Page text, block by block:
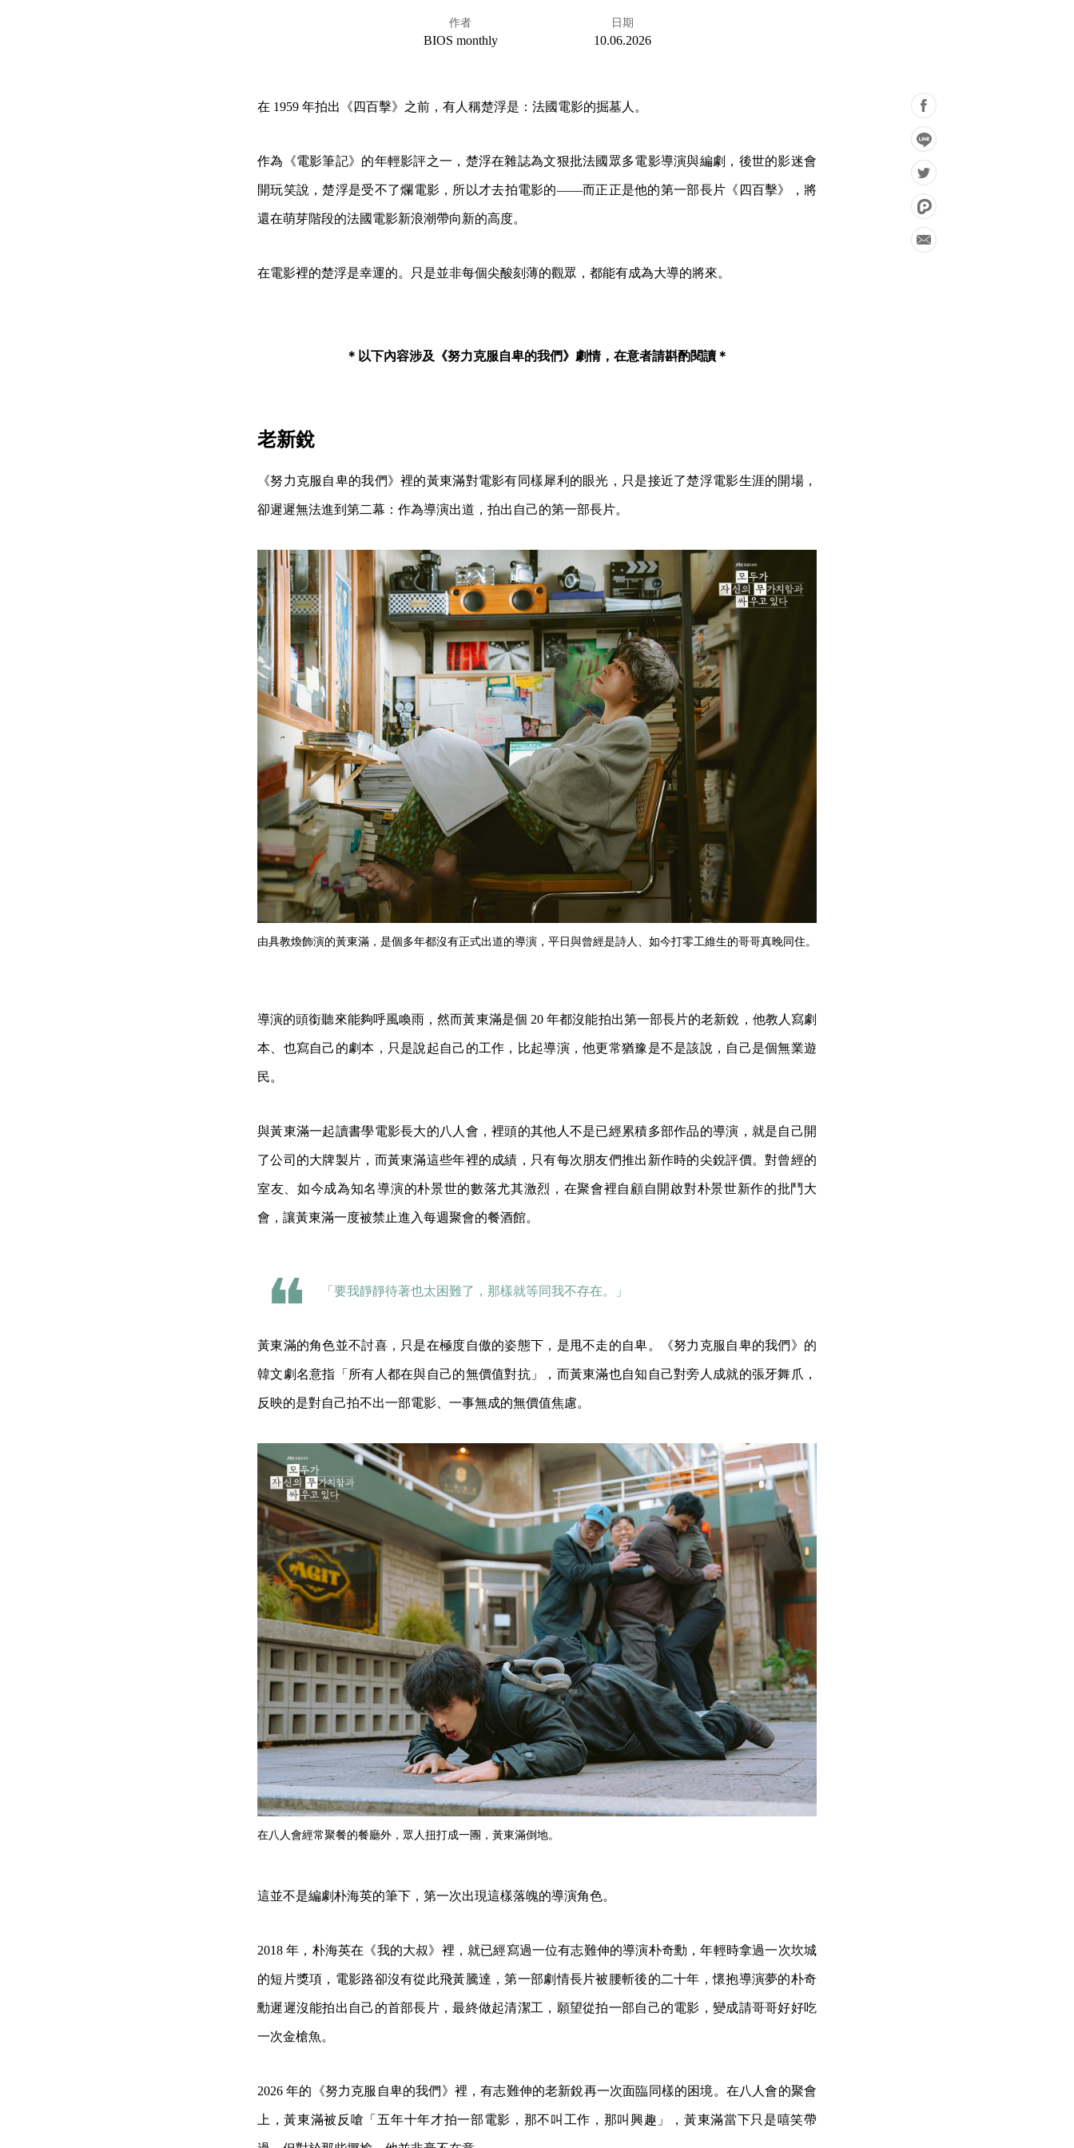
作者
BIOS monthly
日期
10.06.2026
在 1959 年拍出《四百擊》之前，有人稱楚浮是：法國電影的掘墓人。
作為《電影筆記》的年輕影評之一，楚浮在雜誌為文狠批法國眾多電影導演與編劇，後世的影迷會
開玩笑說，楚浮是受不了爛電影，所以才去拍電影的——而正正是他的第一部長片《四百擊》，將
還在萌芽階段的法國電影新浪潮帶向新的高度。
在電影裡的楚浮是幸運的。只是並非每個尖酸刻薄的觀眾，都能有成為大導的將來。
＊以下內容涉及《努力克服自卑的我們》劇情，在意者請斟酌閱讀＊
老新銳
《努力克服自卑的我們》裡的黃東滿對電影有同樣犀利的眼光，只是接近了楚浮電影生涯的開場，
卻遲遲無法進到第二幕：作為導演出道，拍出自己的第一部長片。
由具教煥飾演的黃東滿，是個多年都沒有正式出道的導演，平日與曾經是詩人、如今打零工維生的哥哥真晚同住。
導演的頭銜聽來能夠呼風喚雨，然而黃東滿是個 20 年都沒能拍出第一部長片的老新銳，他教人寫劇
本、也寫自己的劇本，只是說起自己的工作，比起導演，他更常猶豫是不是該說，自己是個無業遊
民。
與黃東滿一起讀書學電影長大的八人會，裡頭的其他人不是已經累積多部作品的導演，就是自己開
了公司的大牌製片，而黃東滿這些年裡的成績，只有每次朋友們推出新作時的尖銳評價。對曾經的
室友、如今成為知名導演的朴景世的數落尤其激烈，在聚會裡自顧自開啟對朴景世新作的批鬥大
會，讓黃東滿一度被禁止進入每週聚會的餐酒館。
「要我靜靜待著也太困難了，那樣就等同我不存在。」
黃東滿的角色並不討喜，只是在極度自傲的姿態下，是甩不走的自卑。《努力克服自卑的我們》的
韓文劇名意指「所有人都在與自己的無價值對抗」，而黃東滿也自知自己對旁人成就的張牙舞爪，
反映的是對自己拍不出一部電影、一事無成的無價值焦慮。
在八人會經常聚餐的餐廳外，眾人扭打成一團，黃東滿倒地。
這並不是編劇朴海英的筆下，第一次出現這樣落魄的導演角色。
2018 年，朴海英在《我的大叔》裡，就已經寫過一位有志難伸的導演朴奇勳，年輕時拿過一次坎城
的短片獎項，電影路卻沒有從此飛黃騰達，第一部劇情長片被腰斬後的二十年，懷抱導演夢的朴奇
勳遲遲沒能拍出自己的首部長片，最終做起清潔工，願望從拍一部自己的電影，變成請哥哥好好吃
一次金槍魚。
2026 年的《努力克服自卑的我們》裡，有志難伸的老新銳再一次面臨同樣的困境。在八人會的聚會
上，黃東滿被反嗆「五年十年才拍一部電影，那不叫工作，那叫興趣」，黃東滿當下只是嘻笑帶